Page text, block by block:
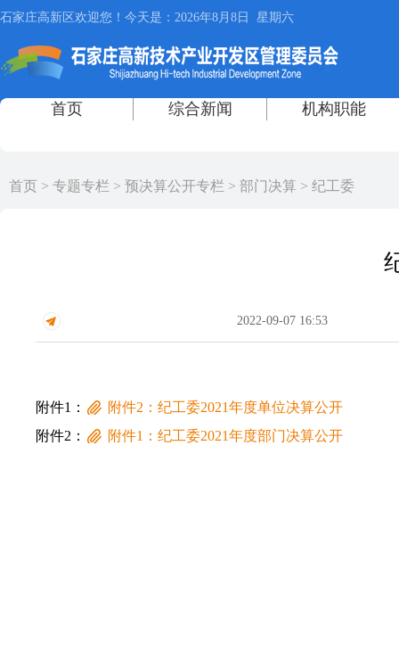
首页 > 专题专栏 > 预决算公开专栏 > 部门决算 > 纪工委
2022-09-07 16:53
附件1：
附件2：纪工委2021年度单位决算公开
附件2：
附件1：纪工委2021年度部门决算公开